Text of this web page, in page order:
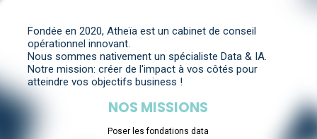
Fondée en 2020, Atheïa est un cabinet de conseil
opérationnel innovant.
Nous sommes nativement un spécialiste Data & IA.
Notre mission: créer de l'impact à vos côtés pour
atteindre vos objectifs business !
Poser les fondations data
NOS MISSIONS